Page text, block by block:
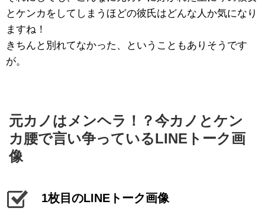
とケンカをしてしまうほどの彼氏はどんな人か気になり
ますね！
きちんと別れてなかった、ということもありそうです
が。
元カノはメンヘラ！？今カノとケン
カ腰で言い争っているLINEトーク画
像
1枚目のLINEトーク画像